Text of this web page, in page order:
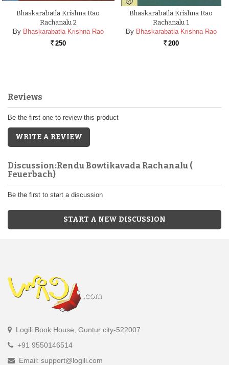
Bhaskarabatla Krishna Rao
Rachanalu 2
By Bhaskarabatla Krishna Rao
Rs. 250
Bhaskarabatla Krishna Rao
Rachanalu 1
By Bhaskarabatla Krishna Rao
Rs. 200
Reviews
Be the first one to review this product
WRITE A REVIEW
Discussion:Rendu Bowtikavada Rachanalu (
Feuerbach)
Be the first to start a discussion
START A NEW DISCUSSION
Logili Book House, Guntur city-522007
+91 9550146514
Email: support@logili.com